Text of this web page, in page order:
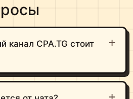
канал CPA.TG стоит